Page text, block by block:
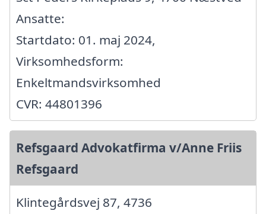
Ansatte:
Startdato: 01. maj 2024,
Virksomhedsform:
Enkeltmandsvirksomhed
CVR: 44801396
Refsgaard Advokatfirma v/Anne Friis
Refsgaard
Klintegårdsvej 87, 4736